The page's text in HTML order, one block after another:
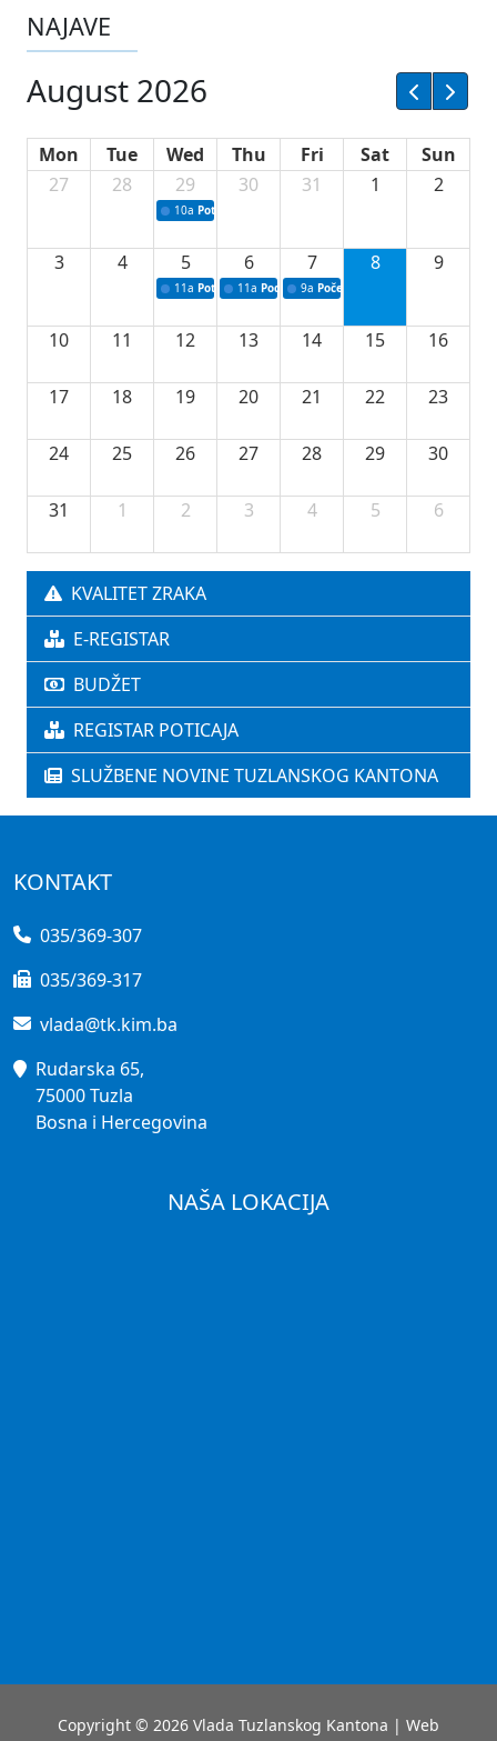
NAJAVE
August 2026
Mon Tue Wed Thu Fri Sat
Sun
27
28 29
10a Potpisivanje ugovora sa neprofitnim
30 31 1 2
3 4 5
11a Potpisivanje ugovora o stipendijama za
6
11a Podrška razvoju vodne infrastrukture u
7
9a Početak izgradnje nove
8 9
10 11 12 13 14 15 16
17 18 19 20 21 22 23
24 25 26 27 28 29 30
31 1 2 3 4 5 6
KVALITET ZRAKA
E-REGISTAR
BUDŽET
REGISTAR POTICAJA
SLUŽBENE NOVINE TUZLANSKOG KANTONA
KONTAKT
035/369-307
035/369-317
vlada@tk.kim.ba
Rudarska 65,
75000 Tuzla
Bosna i Hercegovina
NAŠA LOKACIJA
Copyright © 2026 Vlada Tuzlanskog Kantona | Web